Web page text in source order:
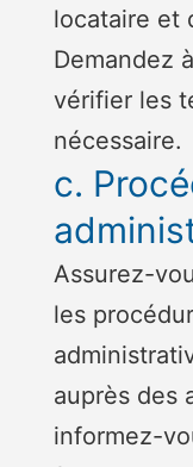
locataire et
Demandez
vérifier les
nécessaire.
c.
Assurez-
les
auprès des
informez-